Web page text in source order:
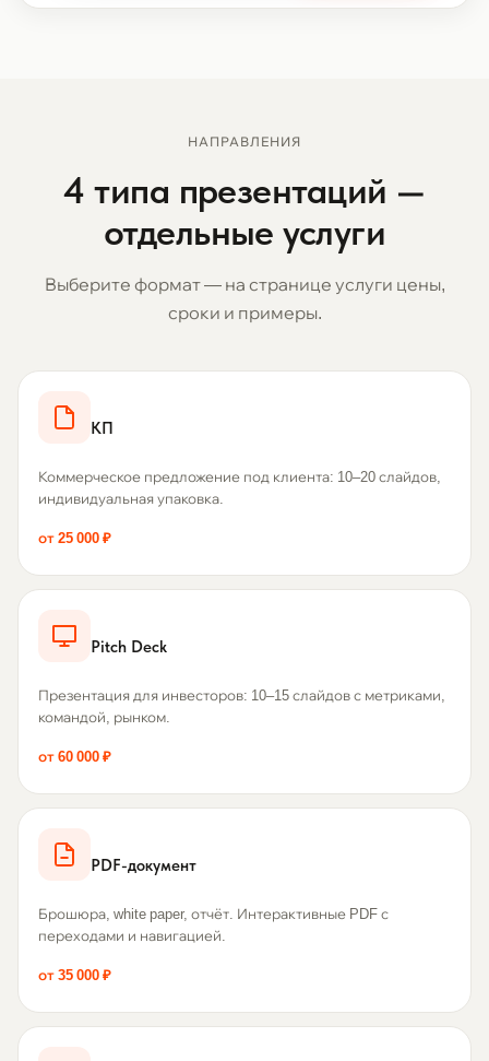
НАПРАВЛЕНИЯ
4 типа презентаций —
отдельные услуги
Выберите формат — на странице услуги цены,
сроки и примеры.
КП
Коммерческое предложение под клиента: 10–20 слайдов,
индивидуальная упаковка.
от 25 000 ₽
Pitch Deck
Презентация для инвесторов: 10–15 слайдов с метриками,
командой, рынком.
от 60 000 ₽
PDF-документ
Брошюра, white paper, отчёт. Интерактивные PDF с
переходами и навигацией.
от 35 000 ₽